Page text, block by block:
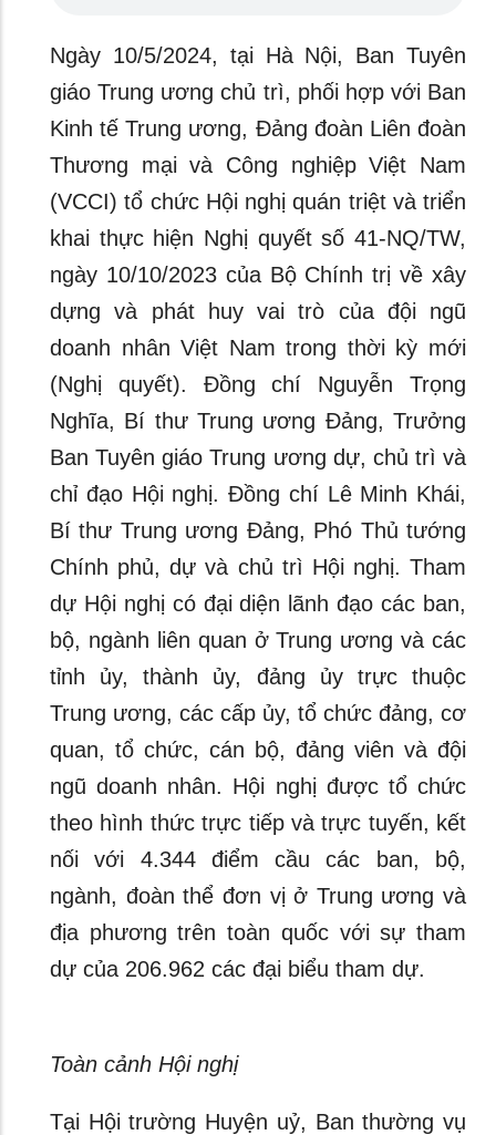
Ngày 10/5/2024, tại Hà Nội, Ban Tuyên
giáo Trung ương chủ trì, phối hợp với Ban
Kinh tế Trung ương, Đảng đoàn Liên đoàn
Thương mại và Công nghiệp Việt Nam
(VCCI) tổ chức Hội nghị quán triệt và triển
khai thực hiện Nghị quyết số 41-NQ/TW,
ngày 10/10/2023 của Bộ Chính trị về xây
dựng và phát huy vai trò của đội ngũ
doanh nhân Việt Nam trong thời kỳ mới
(Nghị quyết). Đồng chí Nguyễn Trọng
Nghĩa, Bí thư Trung ương Đảng, Trưởng
Ban Tuyên giáo Trung ương dự, chủ trì và
chỉ đạo Hội nghị. Đồng chí Lê Minh Khái,
Bí thư Trung ương Đảng, Phó Thủ tướng
Chính phủ, dự và chủ trì Hội nghị. Tham
dự Hội nghị có đại diện lãnh đạo các ban,
bộ, ngành liên quan ở Trung ương và các
tỉnh ủy, thành ủy, đảng ủy trực thuộc
Trung ương, các cấp ủy, tổ chức đảng, cơ
quan, tổ chức, cán bộ, đảng viên và đội
ngũ doanh nhân. Hội nghị được tổ chức
theo hình thức trực tiếp và trực tuyến, kết
nối với 4.344 điểm cầu các ban, bộ,
ngành, đoàn thể đơn vị ở Trung ương và
địa phương trên toàn quốc với sự tham
dự của 206.962 các đại biểu tham dự.
Toàn cảnh Hội nghị
Tại Hội trường Huyện uỷ, Ban thường vụ